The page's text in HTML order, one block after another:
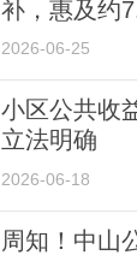
补，惠及约
2026-06-25
小区公共收
立法明确
2026-06-18
周知！中山